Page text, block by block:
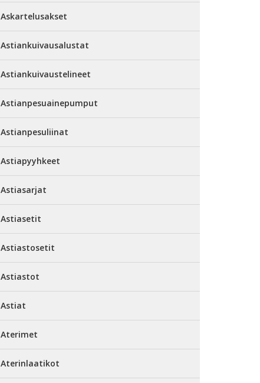
Askartelusakset
Astiankuivausalustat
Astiankuivaustelineet
Astianpesuainepumput
Astianpesuliinat
Astiapyyhkeet
Astiasarjat
Astiasetit
Astiastosetit
Astiastot
Astiat
Aterimet
Aterinlaatikot